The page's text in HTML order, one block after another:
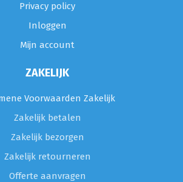
Privacy policy
Inloggen
Mijn account
ZAKELIJK
Voorwaarden Zakelijk
Zakelijk betalen
Zakelijk bezorgen
Zakelijk retourneren
Offerte aanvragen